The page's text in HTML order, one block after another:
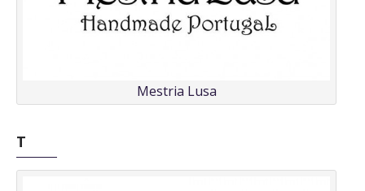
Mestria Lusa
T